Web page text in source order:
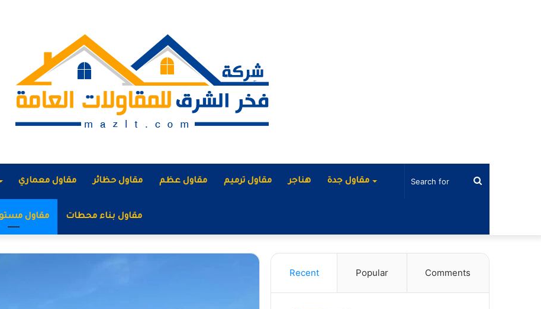
مقاول معماري مقاول حظائر مقاول عظم مقاول ترميم هناجر مقاول جدة
مقاول مقاول بناء محطات
Search
Recent Popular Comments